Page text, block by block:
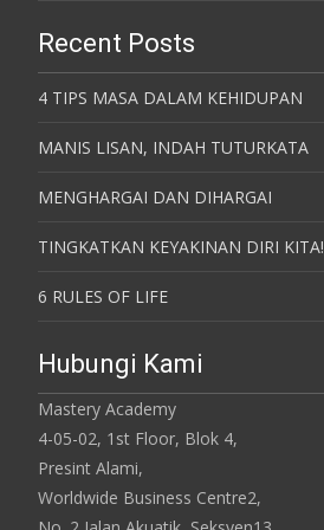
Recent Posts
4 TIPS MASA DALAM KEHIDUPAN
MANIS LISAN, INDAH TUTURKATA
MENGHARGAI DAN DIHARGAI
TINGKATKAN KEYAKINAN DIRI KITA!
6 RULES OF LIFE
Hubungi Kami
Mastery Academy
4-05-02, 1st Floor, Blok 4,
Presint Alami,
Worldwide Business Centre2,